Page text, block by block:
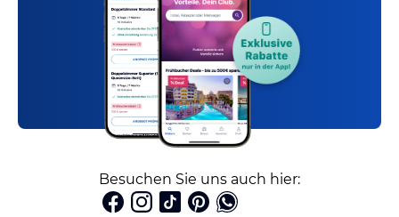
Besuchen Sie uns auch hier: